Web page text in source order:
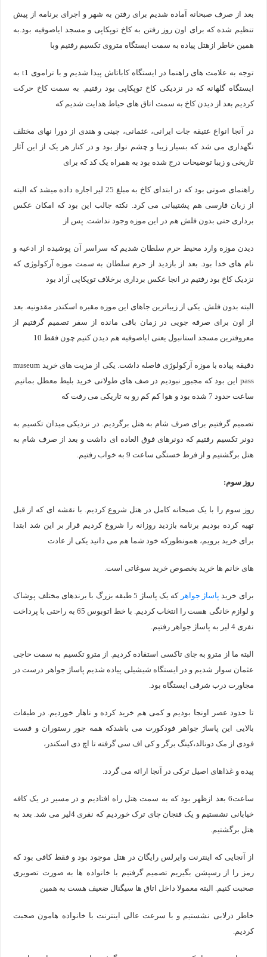
بعد از صرف صبحانه آماده شدیم برای رفتن به شهر و اجرای برنامه از پیش
تنظیم شده که برای اون روز رفتن به کاخ توپکاپی و مسجد ایاصوفیه بود.به
همین خاطر ازهتل پیاده به سمت ایستگاه متروی تکسیم رفتیم وبا
توجه به علامت های راهنما در ایستگاه کاباتاش پیدا شدیم و با تراموی t1 به
ایستگاه گلهانه که در نزدیکی کاخ توپکاپی بود رفتیم. به سمت کاخ حرکت
کردیم بعد از دیدن کاخ به سمت اتاق های حیاط هدایت شدیم که
در آنجا انواع عتیقه جات ایرانی، عثمانی، چینی و هندی از دورا نهای مختلف
نگهداری می شد که بسیار زیبا و چشم نواز بود و در کنار هر یک از این آثار
تاریخی و زیبا توضیحات درج شده بود به همراه یک کد که برای
راهنمای صوتی بود که در ابتدای کاخ به مبلغ 25 لیر اجاره داده میشد که البته
از زبان فارسی هم پشتیبانی می کرد. نکته جالب این بود که امکان عکس
برداری حتی بدون فلش هم در این موزه وجود نداشت. پس از
دیدن موزه وارد محیط حرم سلطان شدیم که سراسر آن پوشیده از ادعیه و
نام های خدا بود. بعد از بازدید از حرم سلطان به سمت موزه آرکولوژی که
نزدیک کاخ بود رفتیم در انجا عکس برداری برخلاف توپکاپی آزاد بود
البته بدون فلش. یکی از زیباترین جاهای این موزه مقبره اسکندر مقدونیه. بعد
از اون برای صرفه جویی در زمان باقی مانده از سفر تصمیم گرفتیم از
معروفترین مسجد استانبول یعنی ایاصوفیه هم دیدن کنیم چون فقط 10
دقیقه پیاده با موزه آرکولوژی فاصله داشت. یکی از مزیت های خرید museum
pass این بود که مجبور نبودیم در صف های طولانی خرید بلیط معطل بمانیم.
ساعت حدود 7 شده بود و هوا کم کم رو به تاریکی می رفت که
تصمیم گرفتیم برای صرف شام به هتل برگردیم. در نزدیکی میدان تکسیم به
دونر تکسیم رفتیم که دونرهای فوق العاده ای داشت و بعد از صرف شام به
هتل برگشتیم و از فرط خستگی ساعت 9 به خواب رفتیم.
روز سوم:
روز سوم را با یک صبحانه کامل در هتل شروع کردیم. با نقشه ای که از قبل
تهیه کرده بودیم برنامه بازدید روزانه را شروع کردیم قرار بر این شد ابتدا
برای خرید برویم، همونطورکه خود شما هم می دانید یکی از عادت
های خانم ها خرید بخصوص خرید سوغاتی است.
برای خرید پاساژ جواهر
که یک پاساژ 5 طبقه بزرگ با برندهای مختلف پوشاک
و لوازم خانگی هست را انتخاب کردیم. با خط اتوبوس 65 به راحتی با پرداخت
نفری 4 لیر به پاساژ جواهر رفتیم.
البته ما از مترو به جای تاکسی استفاده کردیم. از مترو تکسیم به سمت حاجی
عثمان سوار شدیم و در ایستگاه شیشیلی پیاده شدیم پاساژ جواهر درست در
مجاورت درب شرقی ایستگاه بود.
تا حدود عصر اونجا بودیم و کمی هم خرید کرده و ناهار خوردیم. در طبقات
بالایی این پاساژ جواهر فودکورت می باشدکه همه جور رستوران و فست
فودی از مک دونالد،کینگ برگر و کی اف سی گرفته تا اچ دی اسکندر،
پیده و غذاهای اصیل ترکی در آنجا ارائه می گردد.
ساعت6 بعد ازظهر بود که به سمت هتل راه افتادیم و در مسیر در یک کافه
خیابانی نشستیم و یک فنجان چای ترک خوردیم که نفری 4لیر می شد. بعد به
هتل برگشتیم.
از آنجایی که اینترنت وایرلس رایگان در هتل موجود بود و فقط کافی بود که
رمز را از رسپشن بگیریم تصمیم گرفتیم با خانواده ها به صورت تصویری
صحبت کنیم. البته معمولا داخل اتاق ها سیگنال ضعیف هست به همین
خاطر درلابی نشستیم و با سرعت عالی اینترنت با خانواده هامون صحبت
کردیم.